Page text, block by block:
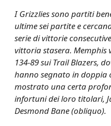
I Grizzlies sono partiti
ultime sei partite e
serie di vittorie
vittoria stasera. Memphis
134-89 sui Trail Blazers,
hanno segnato in doppia
mostrato una certa
infortuni dei loro titolari,
Desmond Bane (obliquo).